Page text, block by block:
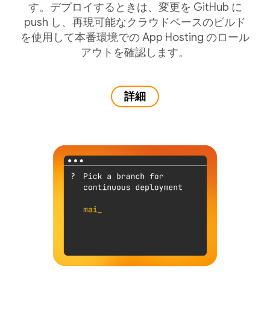
す。デプロイするときは、変更を GitHub に
push し、再現可能なクラウドベースのビルド
を使用して本番環境での App Hosting のロール
アウトを確認します。
詳細